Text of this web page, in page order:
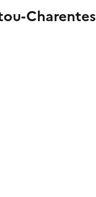
Charentes